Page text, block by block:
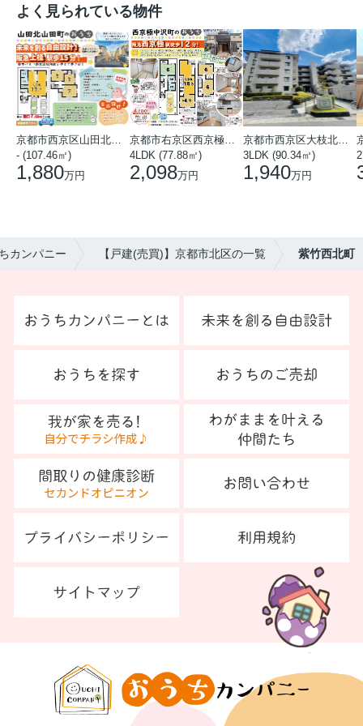
よく見られている物件
- (107.46㎡)
1,880万円
4LDK (77.88㎡)
2,098万円
3LDK (90.34㎡)
1,940万円
カンパニー 【戸建(売買)】京都市北区の一覧 紫竹西北町